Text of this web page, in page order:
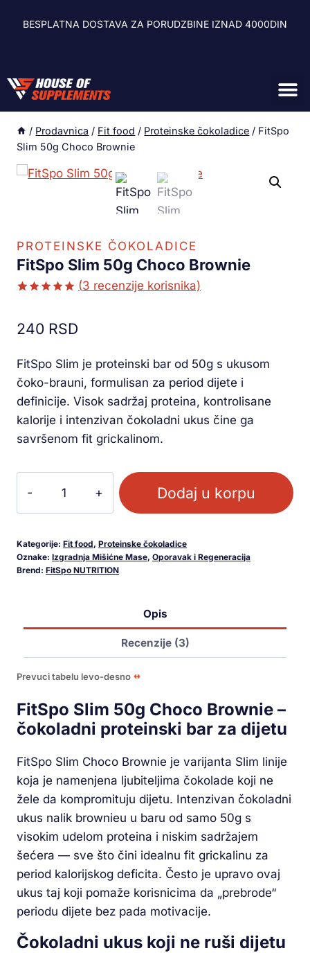
BESPLATNA DOSTAVA ZA PORUDZBINE IZNAD 4000DIN
/ Prodavnica / Fit food / Proteinske čokoladice / FitSpo
Slim 50g Choco Brownie
PROTEINSKE ČOKOLADICE
FitSpo Slim 50g Choco Brownie
na osnovu
ocene
(3 recenzije korisnika)
240 RSD
FitSpo Slim je proteinski bar od 50g s ukusom
čoko-brauni, formulisan za period dijete i
definicije. Visok sadržaj proteina, kontrolisane
kalorije i intenzivan čokoladni ukus čine ga
savršenom fit grickalinom.
Dodaj u korpu
Kategorije: Fit food, Proteinske čokoladice
Oznake: Izgradnja Mišićne Mase, Oporavak i Regeneracija
Brend: FitSpo NUTRITION
Opis
Recenzije (3)
Prevuci tabelu levo-desno
FitSpo Slim 50g Choco Brownie –
čokoladni proteinski bar za dijetu
FitSpo Slim Choco Brownie je varijanta Slim linije
koja je namenjena ljubiteljima čokolade koji ne
žele da kompromituju dijetu. Intenzivan čokoladni
ukus nalik brownieu u baru od samo 50g s
visokim udelom proteina i niskim sadržajem
šećera — sve što čini idealnu fit grickalinu za
period kalorijskog deficita. Često je upravo ovaj
ukus taj koji pomaže korisnicima da „prebrode“
periodu dijete bez pada motivacije.
Čokoladni ukus koji ne ruši dijetu